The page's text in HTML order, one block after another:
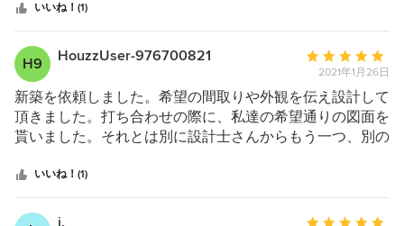
中
星
5
シダさん夫婦の物腰柔らかな人柄に惹かれ、その後事務所
でのお話を経てお願いすることになりました。 希望する
お家についてやそれ以外の私たち家族のことも色々と話し
をして、私たちの好みに寄り添う暮らしやすいお家を建て
ていただけました。 細かいところなど自分でも迷うとき
には、ヒシダさんは決して押しつけることなく優しいアド
バイスをくれ具体的なメリットデメリットもしっかりと教
えてくれました。 個人的には設計士さんと大まかな好み
が合うと何事もスムーズに進みやすいと思うので、その点
した。 あと実際建ててくださる大工さんや職人さんたち
いいね！(1)
H9 HouzzUser-976700821
平
均
評
価：
5
中
星
2021年1月26日
新築を依頼しました。希望の間取りや外観を伝え設計して
頂きました。打ち合わせの際に、私達の希望通りの図面を
貰いました。それとは別に設計士さんからもう一つ、別の
て、消しゴムで消した鉛筆の跡が何本もあり、真剣に向き
合ったことがよく分かる図面で、外観、間取り等私達が考
えていたものを遥かに上回る提案でした。夫婦で話し合い
いいね！(1)
i.
平